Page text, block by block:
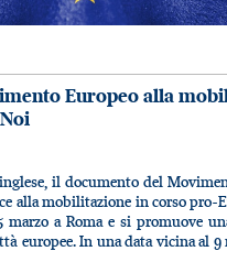
Europeo alla
il documento del
alla mobilitazione in corso pro-
marzo a Roma e si promuove
europee. In una data vicina al 9